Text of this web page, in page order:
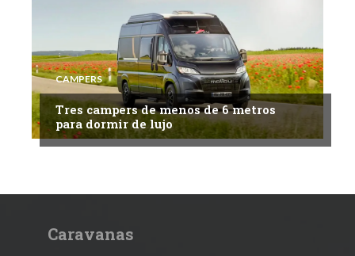
CAMPERS
Tres campers de menos de 6 metros
para dormir de lujo
Caravanas